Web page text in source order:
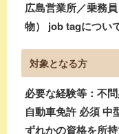
広島営業所／乗務
物） job tagについ
対象となる方
必要な経験等：不
自動車免許 必須 中
ずれかの資格を所